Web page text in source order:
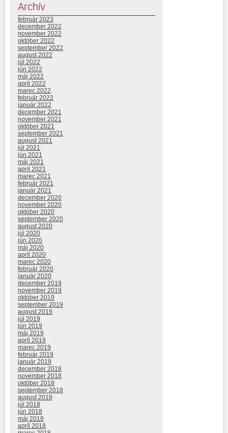
Archív
február 2023
december 2022
november 2022
október 2022
september 2022
august 2022
júl 2022
jún 2022
máj 2022
apríl 2022
marec 2022
február 2022
január 2022
december 2021
november 2021
október 2021
september 2021
august 2021
júl 2021
jún 2021
máj 2021
apríl 2021
marec 2021
február 2021
január 2021
december 2020
november 2020
október 2020
september 2020
august 2020
júl 2020
jún 2020
máj 2020
apríl 2020
marec 2020
február 2020
január 2020
december 2019
november 2019
október 2019
september 2019
august 2019
júl 2019
jún 2019
máj 2019
apríl 2019
marec 2019
február 2019
január 2019
december 2018
november 2018
október 2018
september 2018
august 2018
júl 2018
jún 2018
máj 2018
apríl 2018